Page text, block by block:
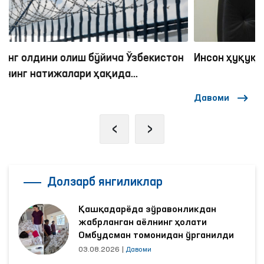
Инсон ҳуқуқлари — олий қадрият
‹ ›
Долзарб янгиликлар
Қашқадарёда зўравонликдан
жабрланган аёлнинг ҳолати
Омбудсман томонидан ўрганилди
03.08.2026 Давоми